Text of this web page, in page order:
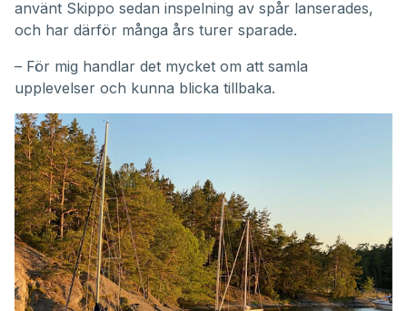
använt Skippo sedan inspelning av spår lanserades,
och har därför många års turer sparade.
– För mig handlar det mycket om att samla
upplevelser och kunna blicka tillbaka.